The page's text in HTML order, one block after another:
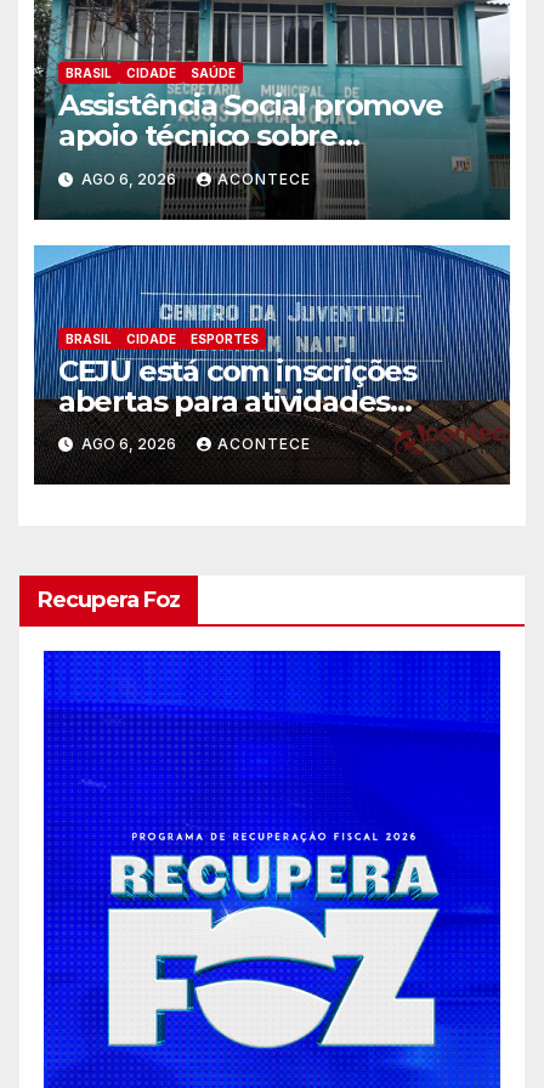
BRASIL CIDADE SAÚDE
Assistência Social promove
apoio técnico sobre
preparação e resposta a
situações de emergência e
calamidade pública
AGO 6, 2026 ACONTECE
BRASIL CIDADE ESPORTES
CEJU está com inscrições
abertas para atividades
gratuitas
AGO 6, 2026 ACONTECE
Recupera Foz